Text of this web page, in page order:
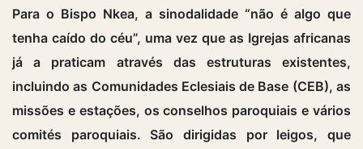
Para o Bispo Nkea, a sinodalidade “não é algo que
tenha caído do céu”, uma vez que as Igrejas africanas
já a praticam através das estruturas existentes,
incluindo as Comunidades Eclesiais de Base (CEB), as
missões e estações, os conselhos paroquiais e vários
comités paroquiais. São dirigidas por leigos, que